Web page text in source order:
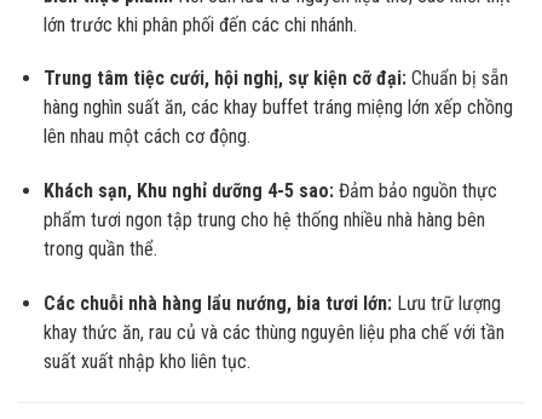
lớn trước khi phân phối đến các chi nhánh.
Trung tâm tiệc cưới, hội nghị, sự kiện cỡ đại:Chuẩn bị sẵn
hàng nghìn suất ăn, các khay buffet tráng miệng lớn xếp chồng
lên nhau một cách cơ động.
Khách sạn, Khu nghỉ dưỡng 4-5 sao:Đảm bảo nguồn thực
phẩm tươi ngon tập trung cho hệ thống nhiều nhà hàng bên
trong quần thể.
Các chuỗi nhà hàng lẩu nướng, bia tươi lớn:Lưu trữ lượng
khay thức ăn, rau củ và các thùng nguyên liệu pha chế với tần
suất xuất nhập kho liên tục.